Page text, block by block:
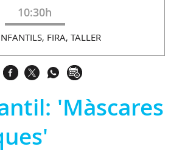
10:30h
FIRA, TALLER
'Màscares